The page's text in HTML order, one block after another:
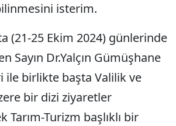
Ardahan
Iğdır
Yalova
Karabük
Kilis
isterim.
(21-25 Ekim 2024) günlerinde
Sayın Dr.Yalçın Gümüşhane
ile birlikte başta Valilik ve
bir dizi ziyaretler
Tarım-Turizm başlıklı bir